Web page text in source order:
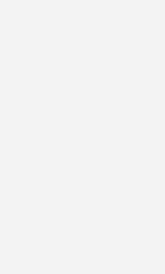
Donau
Almbetrieb mit